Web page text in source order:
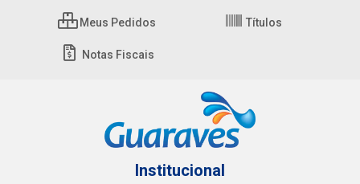
Meus Pedidos Títulos
Notas Fiscais
Institucional